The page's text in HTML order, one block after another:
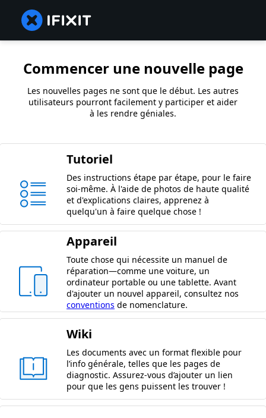
Commencer une nouvelle page
Les nouvelles pages ne sont que le début. Les autres
utilisateurs pourront facilement y participer et aider
à les rendre géniales.
Tutoriel
Des instructions étape par étape, pour le faire
soi-même. À l'aide de photos de haute qualité
et d'explications claires, apprenez à
quelqu'un à faire quelque chose !
Appareil
Toute chose qui nécessite un manuel de
réparation—comme une voiture, un
ordinateur portable ou une tablette. Avant
d'ajouter un nouvel appareil, consultez nos
conventions de nomenclature.
Wiki
Les documents avec un format flexible pour
l’info générale, telles que les pages de
diagnostic. Assurez-vous d’ajouter un lien
pour que les gens puissent les trouver !